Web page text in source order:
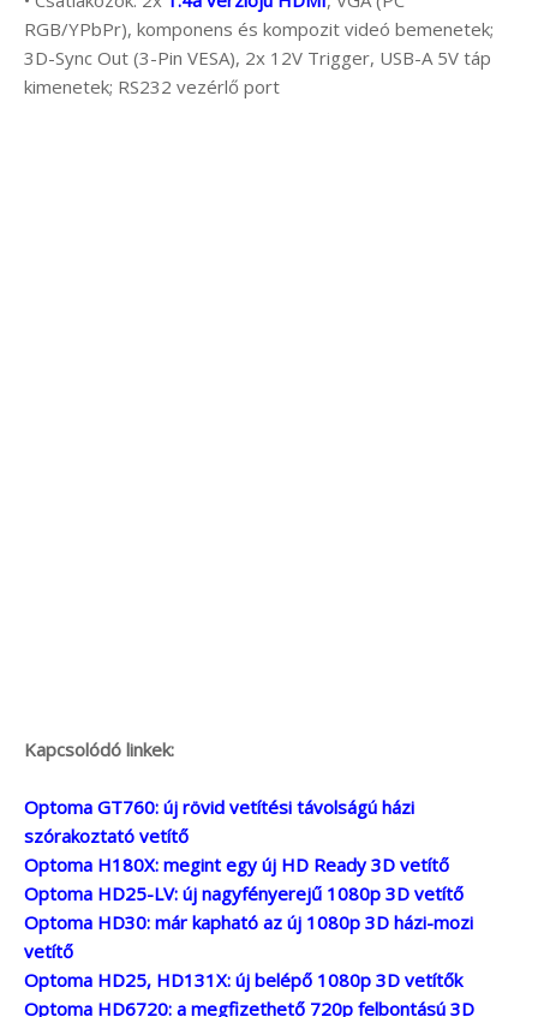
RGB/YPbPr), komponens és kompozit videó bemenetek;
3D-Sync Out (3-Pin VESA), 2x 12V Trigger, USB-A 5V táp
kimenetek; RS232 vezérlő port
Kapcsolódó linkek:
Optoma GT760: új rövid vetítési távolságú házi
szórakoztató vetítő
Optoma H180X: megint egy új HD Ready 3D vetítő
Optoma HD25-LV: új nagyfényerejű 1080p 3D vetítő
Optoma HD30: már kapható az új 1080p 3D házi-mozi
vetítő
Optoma HD25, HD131X: új belépő 1080p 3D vetítők
Optoma HD6720: a megfizethető 720p felbontású 3D